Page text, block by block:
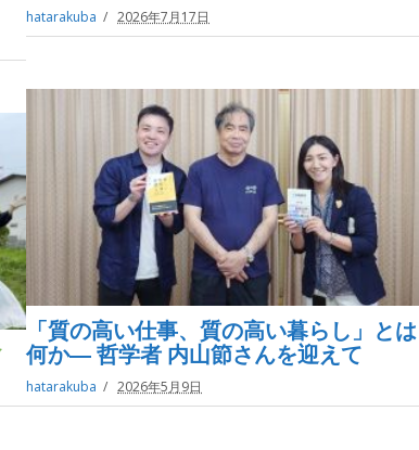
hatarakuba 2026年7月17日
「質の高い仕事、質の高い暮らし」とは
何か― 哲学者 内山節さんを迎えて
hatarakuba 2026年5月9日